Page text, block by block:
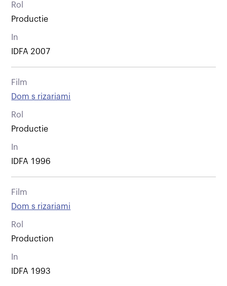
Rol
Productie
In
IDFA 2007
Film
Dom s rizariami
Rol
Productie
In
IDFA 1996
Film
Dom s rizariami
Rol
Production
In
IDFA 1993